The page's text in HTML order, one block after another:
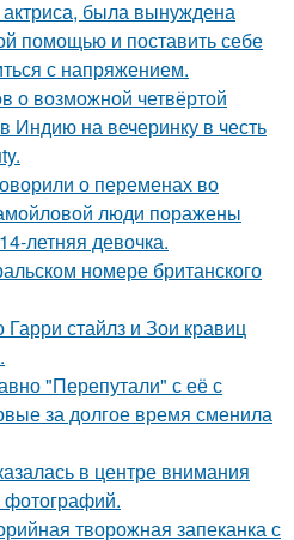
была вынуждена
помощью и поставить себе
с напряжением.
о возможной четвёртой
Индию на вечеринку в честь
о переменах во
люди поражены
летняя девочка.
номере британского
стайлз и Зои кравиц
"Перепутали" с её с
за долгое время сменила
в центре внимания
фотографий.
творожная запеканка с